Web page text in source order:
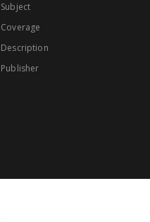
Subject
Coverage
Description
Publisher